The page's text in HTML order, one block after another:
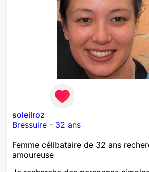
soleilroz
Bressuire - 32 ans
Femme célibataire de 32 ans
amoureuse